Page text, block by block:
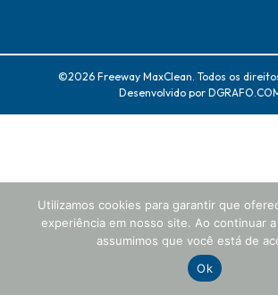
©2026 Freeway MaxClean. Todos os
Desenvolvido por
Utilizamos cookies para garantir que
experiência em nosso site. Ao continuar
assumimos que você está de
Ok